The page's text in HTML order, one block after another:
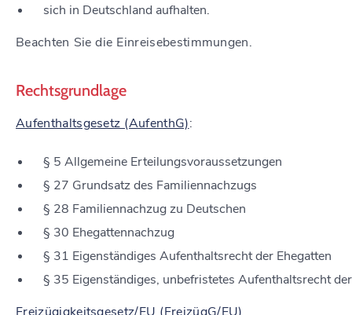
sich in Deutschland aufhalten.
Beachten Sie die Einreisebestimmungen.
Rechtsgrundlage
Aufenthaltsgesetz (AufenthG):
§ 5 Allgemeine Erteilungsvoraussetzungen
§ 27 Grundsatz des Familiennachzugs
§ 28 Familiennachzug zu Deutschen
§ 30 Ehegattennachzug
§ 31 Eigenständiges Aufenthaltsrecht der Ehegatten
§ 35 Eigenständiges, unbefristetes Aufenthaltsrecht